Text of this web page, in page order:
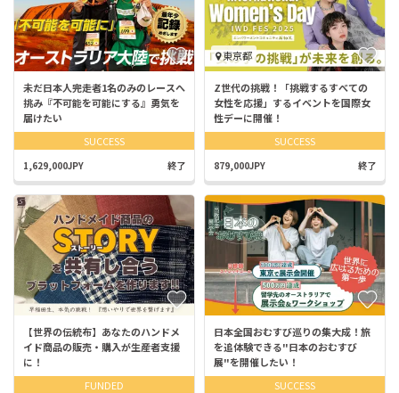
未だ日本人完走者1名のみのレースへ
挑み『不可能を可能にする』勇気を
届けたい
SUCCESS
1,629,000JPY 終了
東京都
Z世代の挑戦！「挑戦するすべての
女性を応援」するイベントを国際女
性デーに開催！
SUCCESS
879,000JPY 終了
【世界の伝統布】あなたのハンドメ
イド商品の販売・購入が生産者支援
に！
FUNDED
日本全国おむすび巡りの集大成！旅
を追体験できる"日本のおむすび
展"を開催したい！
SUCCESS